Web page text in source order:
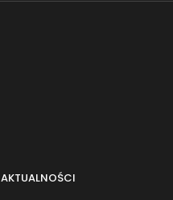
AKTUALNOŚCI